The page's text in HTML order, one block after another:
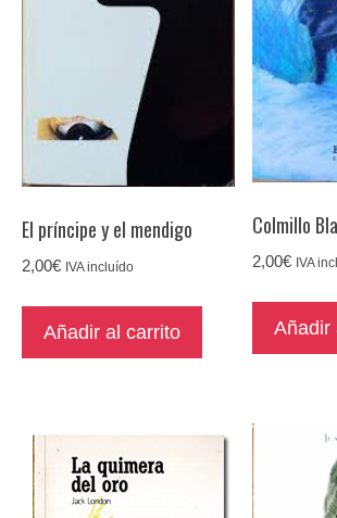
El príncipe y el mendigo
2,00€ IVA incluído
Añadir al carrito
Colmillo
2,00€ IVA
Añadir